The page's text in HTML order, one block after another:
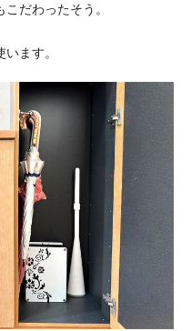
だわったそう。
ます。